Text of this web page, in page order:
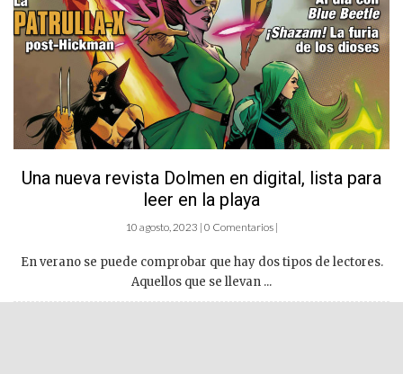
Una nueva revista Dolmen en digital, lista para
leer en la playa
10 agosto, 2023 | 0 Comentarios |
En verano se puede comprobar que hay dos tipos de lectores.
Aquellos que se llevan ...